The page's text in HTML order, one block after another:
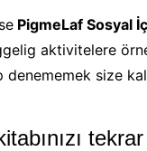
PigmeLaf Sosyal
aktivitelere
denememek size